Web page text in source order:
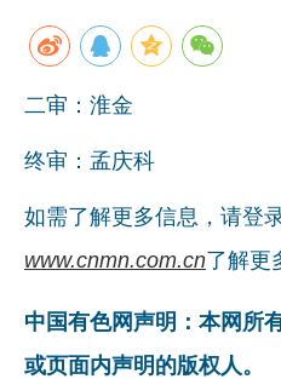
二审：淮金
终审：孟庆科
如需了解更多信息，请登
www.cnmn.com.cn了解更
中国有色网声明：本网所
或页面内声明的版权人。